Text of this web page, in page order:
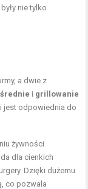
nie tylko
a dwie z
i grillowanie
i jest odpowiednia do
żywności
dla cienkich
Dzięki dużemu
co pozwala